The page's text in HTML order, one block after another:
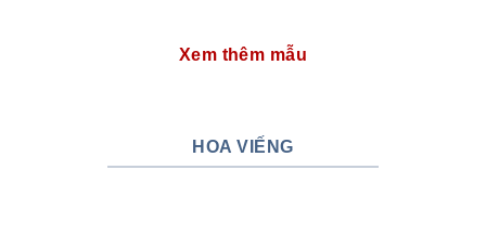
Xem thêm mẫu
HOA VIẾNG